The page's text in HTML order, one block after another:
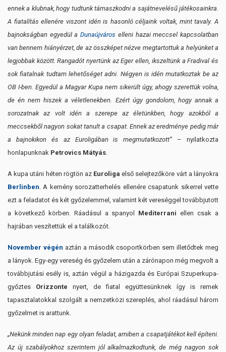
ennek a klubnak, hogy tudtunk támaszkodni a sajátnevelésű játékosainkra.
A fiatalítás ellenére viszont idén is hasonló céljaink voltak, mint tavaly. A
bajnokságban egyedül aDunaújváros elleni hazai meccsel kapcsolatban
van bennem hiányérzet, de az összképet nézve megtartottuk a helyünket a
legjobbak között. Rangadót nyertünk az Eger ellen, ikszeltünk a Fradival és
sok fiatalnak tudtam lehetőséget adni. Négyen is idén mutatkoztak be az
OB I-ben. Egyedül a Magyar Kupa nem sikerült úgy, ahogy szerettük volna,
de én nem hiszek a véletlenekben. Ezért úgy gondolom, hogy annak a
sorozatnak az volt idén a szerepe az életünkben, hogy azokból a
meccsekből nagyon sokat tanult a csapat. Ennek az eredménye pedig már
a bajnokikon és az Euroligában is megmutatkozott” – nyilatkozta
honlapunknak Petrovics Mátyás.
A kupa utáni héten rögtön az Euroliga első selejtezőköre várt a lányokra
Berlinben. A kemény sorozatterhelés ellenére csapatunk sikerrel vette
ezt a feladatot és két győzelemmel, valamint két vereséggel továbbjutott
a következő körben. Ráadásul a spanyol Mediterrani ellen csak a
hajrában veszítettük el a találkozót.
November végén aztán a második csoportkörben sem illetődtek meg
a lányok. Egy-egy vereség és győzelem után a zárónapon még megvolt a
továbbjutási esély is, aztán végül a házigazda és Európai Szuperkupa-
győztes Orizzonte nyert, de fiatal együttesünknek így is remek
tapasztalatokkal szolgált a nemzetközi szereplés, ahol ráadásul három
győzelmet is arattunk.
„Nekünk minden nap egy olyan feladat, amiben a csapatjátékot kell építeni.
Az új szabályokhoz szerintem jól alkalmazkodtunk, de még nagyon sok